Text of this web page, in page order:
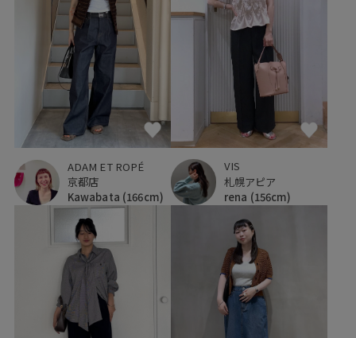
ADAM ET ROPÉ
京都店
Kawabata (166cm)
VIS
札幌アピア
rena (156cm)